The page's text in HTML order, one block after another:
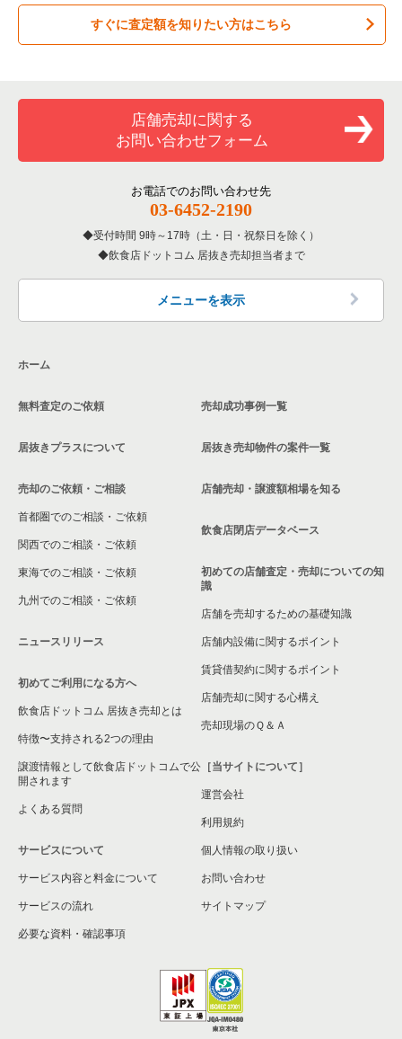
居酒屋・ダイニングバーの居抜き売却物件の案件一覧
洋食の居抜き売却物件の案件一覧
その他の居抜き売却物件の案件一覧
練馬区の飲食店の居抜き売却物件の案件一覧
北区の飲食店の居抜き売却物件の案件一覧
江戸川区の飲食店の居抜き売却物件の案件一覧
墨田区の飲食店の居抜き売却物件の案件一覧
品川区の飲食店の居抜き売却物件の案件一覧
中野区の飲食店の居抜き売却物件の案件一覧
東京23区のお弁当・惣菜・デリの居抜き売却物件の案件一覧
東京23区のバーの居抜き売却物件の案件一覧
東京23区の居酒屋・ダイニングバーの居抜き売却物件の案件一
東京23区の専門料理の居抜き売却物件の案件一覧
東京23区の和食の居抜き売却物件の案件一覧
東京23区の洋食の居抜き売却物件の案件一覧
世田谷区のお弁当・惣菜・デリの居抜き売却物件の案件一覧
世田谷区のバーの居抜き売却物件の案件一覧
世田谷区の居酒屋・ダイニングバーの居抜き売却物件の案件一
世田谷区の和食の居抜き売却物件の案件一覧
世田谷区の洋食の居抜き売却物件の案件一覧
世田谷区のその他の居抜き売却物件の案件一覧
すぐに査定額を知りたい方はこちら
店舗売却に関する
お問い合わせフォーム
お電話でのお問い合わせ先
03-6452-2190
受付時間 9時～17時（土・日・祝祭日を除く）
飲食店ドットコム 居抜き売却担当者まで
メニューを表示
ホーム
無料査定のご依頼
居抜きプラスについて
売却のご依頼・ご相談
首都圏でのご相談・ご依頼
関西でのご相談・ご依頼
東海でのご相談・ご依頼
九州でのご相談・ご依頼
ニュースリリース
初めてご利用になる方へ
飲食店ドットコム 居抜き売却とは
特徴〜支持される2つの理由
譲渡情報として飲食店ドットコムで公
開されます
よくある質問
サービスについて
サービス内容と料金について
サービスの流れ
必要な資料・確認事項
売却成功事例一覧
居抜き売却物件の案件一覧
店舗売却・譲渡額相場を知る
飲食店閉店データベース
初めての店舗査定・売却についての知
識
店舗を売却するための基礎知識
店舗内設備に関するポイント
賃貸借契約に関するポイント
店舗売却に関する心構え
売却現場のＱ＆Ａ
［当サイトについて］
運営会社
利用規約
個人情報の取り扱い
お問い合わせ
サイトマップ